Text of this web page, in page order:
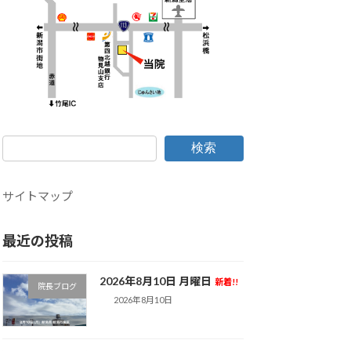
検索
サイトマップ
最近の投稿
院長ブログ 2026年8月10日 月曜日 新着!!
2026年8月10日